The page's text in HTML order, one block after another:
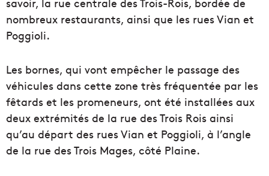
nombreux restaurants, ainsi que les rues Vian et
Poggioli.
Les bornes, qui vont empêcher le passage des
véhicules dans cette zone très fréquentée par les
fêtards et les promeneurs, ont été installées aux
deux extrémités de la rue des Trois Rois ainsi
qu’au départ des rues Vian et Poggioli, à l’angle
de la rue des Trois Mages, côté Plaine.